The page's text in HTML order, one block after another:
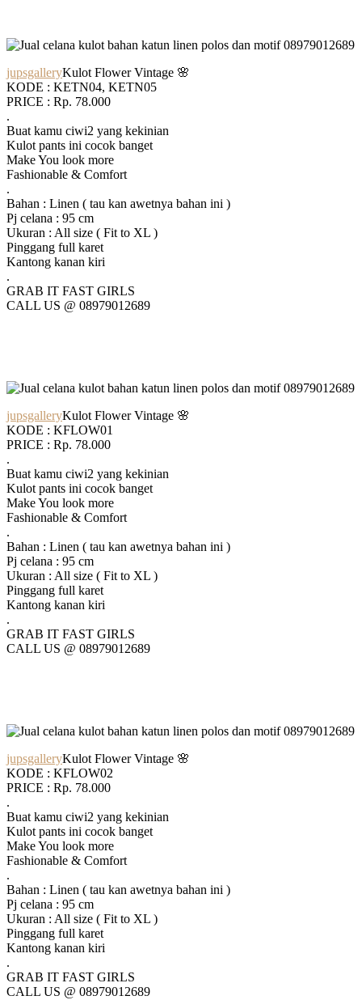
jupsgalleryKulot Flower Vintage 🌸
KODE : KETN04, KETN05
PRICE : Rp. 78.000
.
Buat kamu ciwi2 yang kekinian
Kulot pants ini cocok banget
Make You look more
Fashionable & Comfort
.
Bahan : Linen ( tau kan awetnya bahan ini )
Pj celana : 95 cm
Ukuran : All size ( Fit to XL )
Pinggang full karet
Kantong kanan kiri
.
GRAB IT FAST GIRLS
CALL US @ 08979012689
jupsgalleryKulot Flower Vintage 🌸
KODE : KFLOW01
PRICE : Rp. 78.000
.
Buat kamu ciwi2 yang kekinian
Kulot pants ini cocok banget
Make You look more
Fashionable & Comfort
.
Bahan : Linen ( tau kan awetnya bahan ini )
Pj celana : 95 cm
Ukuran : All size ( Fit to XL )
Pinggang full karet
Kantong kanan kiri
.
GRAB IT FAST GIRLS
CALL US @ 08979012689
jupsgalleryKulot Flower Vintage 🌸
KODE : KFLOW02
PRICE : Rp. 78.000
.
Buat kamu ciwi2 yang kekinian
Kulot pants ini cocok banget
Make You look more
Fashionable & Comfort
.
Bahan : Linen ( tau kan awetnya bahan ini )
Pj celana : 95 cm
Ukuran : All size ( Fit to XL )
Pinggang full karet
Kantong kanan kiri
.
GRAB IT FAST GIRLS
CALL US @ 08979012689